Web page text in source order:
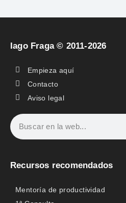
Iago Fraga © 2011-2026
Empieza aquí
Contacto
Aviso legal
Recursos recomendados
Mentoría de productividad